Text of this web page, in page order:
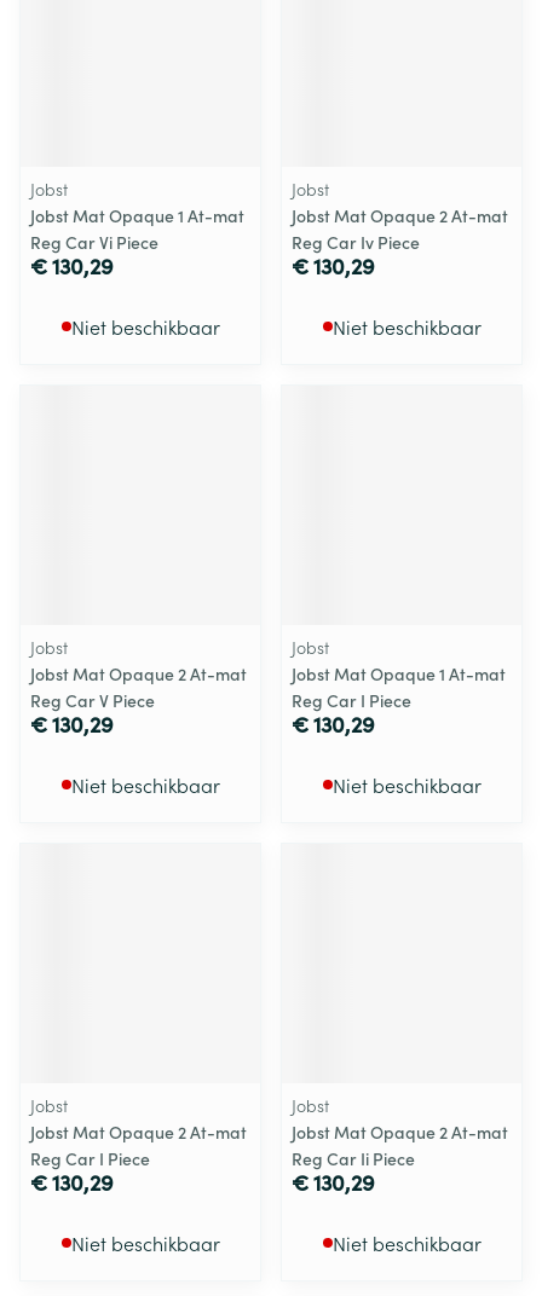
Jobst
Jobst Mat Opaque 1 At-mat
Reg Car Vi Piece
€ 130,29
Niet beschikbaar
Jobst
Jobst Mat Opaque 2 At-mat
Reg Car Iv Piece
€ 130,29
Niet beschikbaar
Jobst
Jobst Mat Opaque 2 At-mat
Reg Car V Piece
€ 130,29
Niet beschikbaar
Jobst
Jobst Mat Opaque 1 At-mat
Reg Car I Piece
€ 130,29
Niet beschikbaar
Jobst
Jobst Mat Opaque 2 At-mat
Reg Car I Piece
€ 130,29
Niet beschikbaar
Jobst
Jobst Mat Opaque 2 At-mat
Reg Car Ii Piece
€ 130,29
Niet beschikbaar